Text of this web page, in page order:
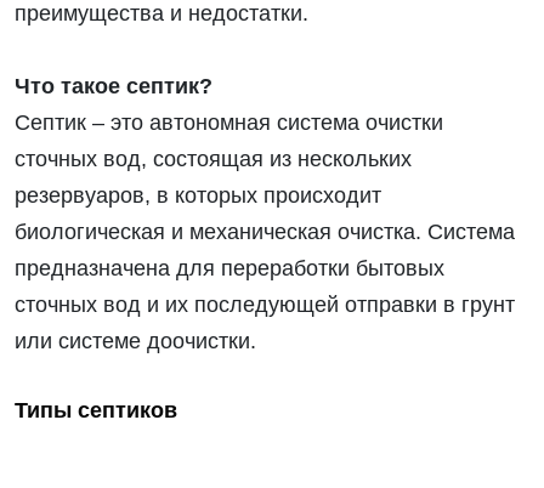
Сменные
фильтрам
для воды
Аккаунт
Корзина
Контакты
Иваново
89969182443
преимущества и недостатки.
Что такое септик?
Септик – это автономная система очистки
сточных вод, состоящая из нескольких
резервуаров, в которых происходит
биологическая и механическая очистка. Система
предназначена для переработки бытовых
сточных вод и их последующей отправки в грунт
или системе доочистки.
Типы септиков